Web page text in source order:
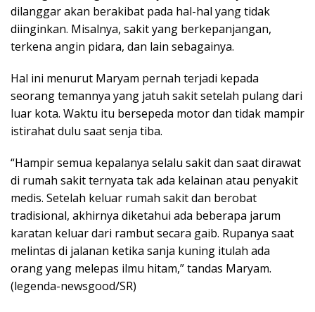
dilanggar akan berakibat pada hal-hal yang tidak
diinginkan. Misalnya, sakit yang berkepanjangan,
terkena angin pidara, dan lain sebagainya.
Hal ini menurut Maryam pernah terjadi kepada
seorang temannya yang jatuh sakit setelah pulang dari
luar kota. Waktu itu bersepeda motor dan tidak mampir
istirahat dulu saat senja tiba.
“Hampir semua kepalanya selalu sakit dan saat dirawat
di rumah sakit ternyata tak ada kelainan atau penyakit
medis. Setelah keluar rumah sakit dan berobat
tradisional, akhirnya diketahui ada beberapa jarum
karatan keluar dari rambut secara gaib. Rupanya saat
melintas di jalanan ketika sanja kuning itulah ada
orang yang melepas ilmu hitam,” tandas Maryam.
(legenda-newsgood/SR)